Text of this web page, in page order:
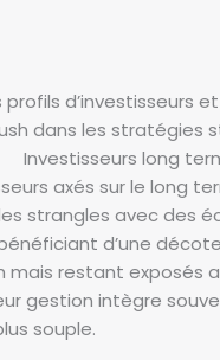
d’investisseurs
dans les stratégies
Investisseurs long
axés sur le long
strangles avec des
d’une
mais restant exposés
gestion intègre
souple.